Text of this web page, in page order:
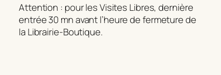
Attention : pour les Visites Libres, dernière
entrée 30 mn avant l’heure de fermeture de
la Librairie-Boutique.